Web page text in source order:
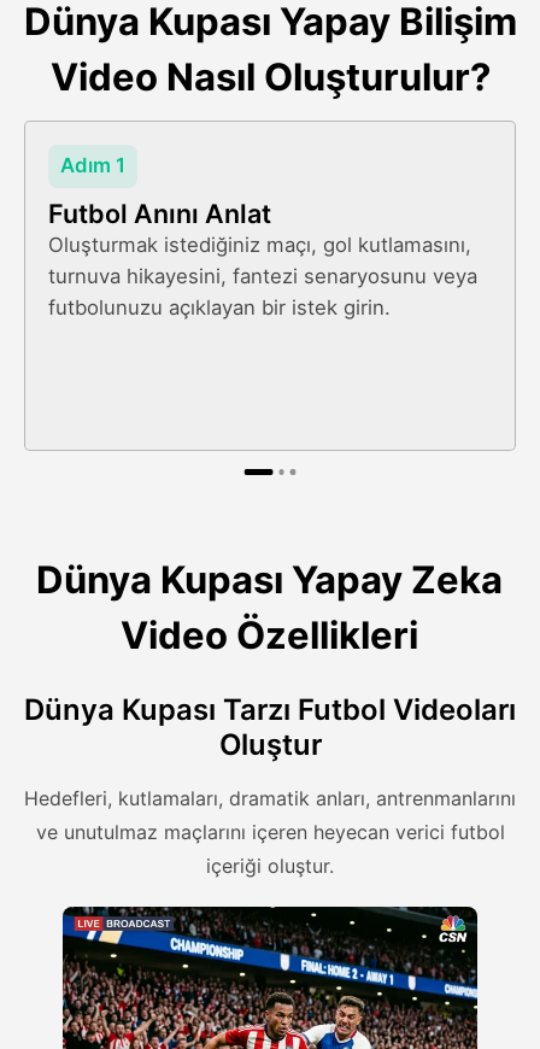
Dünya Kupası Yapay Bilişim
Video Nasıl Oluşturulur?
Adım 1
Futbol Anını Anlat
Oluşturmak istediğiniz maçı, gol kutlamasını,
turnuva hikayesini, fantezi senaryosunu veya
futbolunuzu açıklayan bir istek girin.
Dünya Kupası Yapay Zeka
Video Özellikleri
Dünya Kupası Tarzı Futbol Videoları
Oluştur
Hedefleri, kutlamaları, dramatik anları, antrenmanlarını
ve unutulmaz maçlarını içeren heyecan verici futbol
içeriği oluştur.